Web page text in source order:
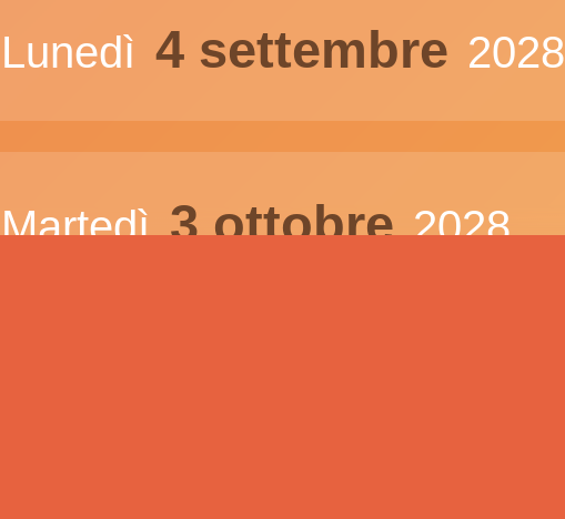
Lunedì 4 settembre 2028
Martedì3 ottobre2028